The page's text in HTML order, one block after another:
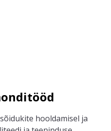
hooldamisel ja